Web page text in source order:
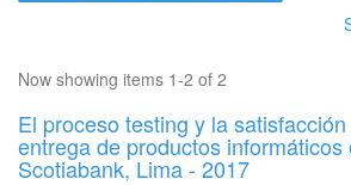
Now showing items 1-2 of 2
El proceso testing y la
entrega de productos informáticos
Scotiabank, Lima - 2017